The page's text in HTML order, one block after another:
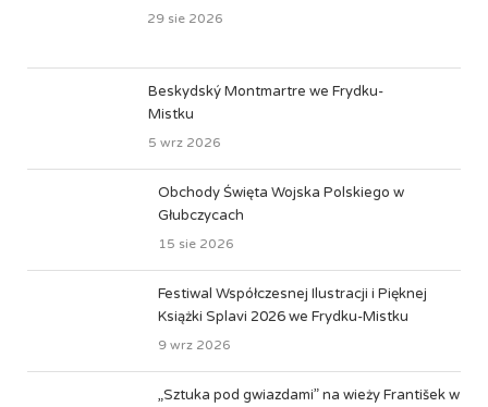
29 sie 2026
Beskydský Montmartre we Frydku-
Mistku
5 wrz 2026
Obchody Święta Wojska Polskiego w
Głubczycach
15 sie 2026
Festiwal Współczesnej Ilustracji i Pięknej
Książki Splavi 2026 we Frydku-Mistku
9 wrz 2026
„Sztuka pod gwiazdami” na wieży František w